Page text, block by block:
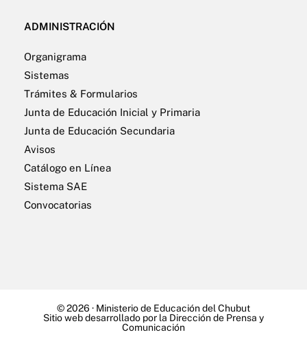
ADMINISTRACIÓN
Organigrama
Sistemas
Trámites & Formularios
Junta de Educación Inicial y Primaria
Junta de Educación Secundaria
Avisos
Catálogo en Línea
Sistema SAE
Convocatorias
© 2026 · Ministerio de Educación del Chubut
Sitio web desarrollado por la Dirección de Prensa y
Comunicación